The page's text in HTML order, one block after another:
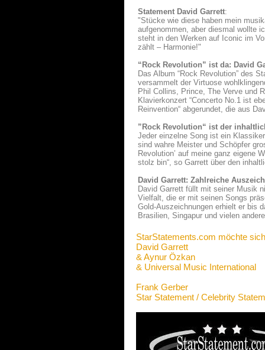
Statement David Garrett:
"Stücke wie diese haben mein
aufgenommen, aber diesmal wollte
steht in den Werken auf Iconic im
zählt – Harmonie!"
“Rock Revolution” ist da: David
Das Album “Rock Revolution” des
versammelt der Virtuose
Phil Collins, Prince, The Verve und
Klavierkonzert “Concerto No.1 ist
Reinvention“ abgerundet, die aus
”Rock Revolution“ ist der
Jeder einzelne Song ist ein
sind wahre Meister und Schöpfer
Revolution’ auf meine ganz eigene
stolz bin“, so Garrett über den
David Garrett: Zahlreiche
David Garrett füllt mit seiner Musik
Vielfalt, die er mit seinen Songs
Gold-Auszeichnungen erhielt er bis
Brasilien, Singapur und vielen
StarStatements.com möchte
David Garrett
& Aynur Özkan
& Universal Music International
Frank Gerber
Star Statement / Celebrity